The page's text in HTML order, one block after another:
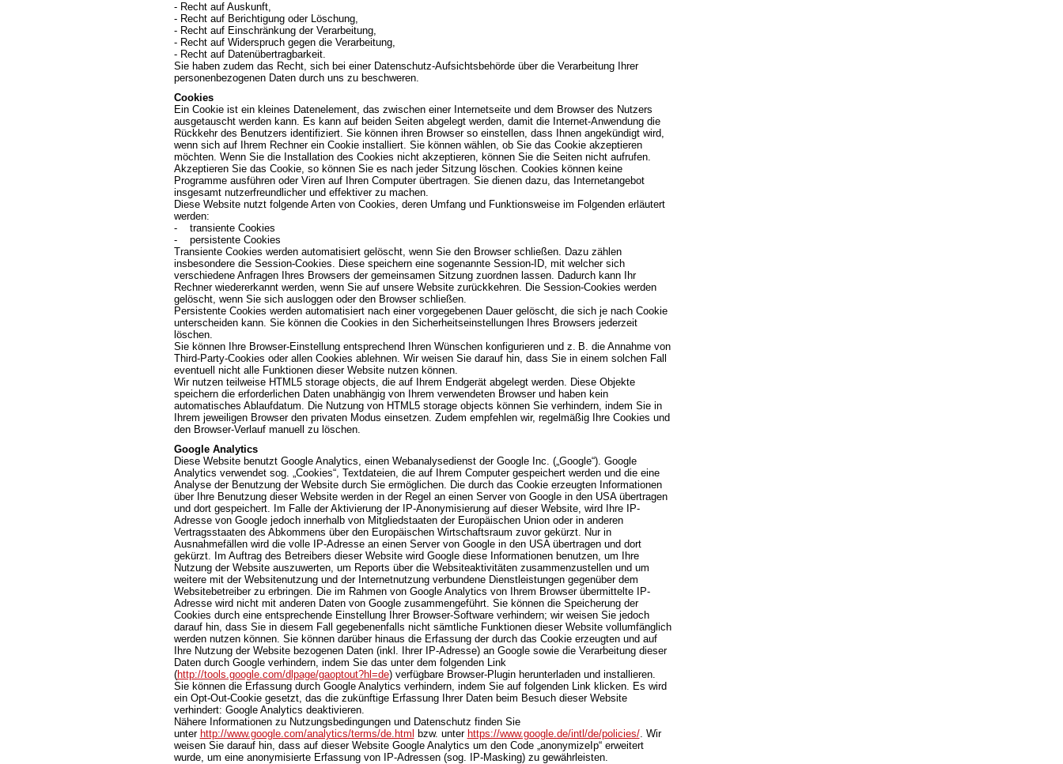
- Recht auf Auskunft,
- Recht auf Berichtigung oder Löschung,
- Recht auf Einschränkung der Verarbeitung,
- Recht auf Widerspruch gegen die Verarbeitung,
- Recht auf Datenübertragbarkeit.
Sie haben zudem das Recht, sich bei einer Datenschutz-Aufsichtsbehörde über die Verarbeitung Ihrer
personenbezogenen Daten durch uns zu beschweren.
Cookies
Ein Cookie ist ein kleines Datenelement, das zwischen einer Internetseite und dem Browser des Nutzers
ausgetauscht werden kann. Es kann auf beiden Seiten abgelegt werden, damit die Internet-Anwendung die
Rückkehr des Benutzers identifiziert. Sie können ihren Browser so einstellen, dass Ihnen angekündigt wird,
wenn sich auf Ihrem Rechner ein Cookie installiert. Sie können wählen, ob Sie das Cookie akzeptieren
möchten. Wenn Sie die Installation des Cookies nicht akzeptieren, können Sie die Seiten nicht aufrufen.
Akzeptieren Sie das Cookie, so können Sie es nach jeder Sitzung löschen. Cookies können keine
Programme ausführen oder Viren auf Ihren Computer übertragen. Sie dienen dazu, das Internetangebot
insgesamt nutzerfreundlicher und effektiver zu machen.
Diese Website nutzt folgende Arten von Cookies, deren Umfang und Funktionsweise im Folgenden erläutert
werden:
- transiente Cookies
- persistente Cookies
Transiente Cookies werden automatisiert gelöscht, wenn Sie den Browser schließen. Dazu zählen
insbesondere die Session-Cookies. Diese speichern eine sogenannte Session-ID, mit welcher sich
verschiedene Anfragen Ihres Browsers der gemeinsamen Sitzung zuordnen lassen. Dadurch kann Ihr
Rechner wiedererkannt werden, wenn Sie auf unsere Website zurückkehren. Die Session-Cookies werden
gelöscht, wenn Sie sich ausloggen oder den Browser schließen.
Persistente Cookies werden automatisiert nach einer vorgegebenen Dauer gelöscht, die sich je nach Cookie
unterscheiden kann. Sie können die Cookies in den Sicherheitseinstellungen Ihres Browsers jederzeit
löschen.
Sie können Ihre Browser-Einstellung entsprechend Ihren Wünschen konfigurieren und z. B. die Annahme von
Third-Party-Cookies oder allen Cookies ablehnen. Wir weisen Sie darauf hin, dass Sie in einem solchen Fall
eventuell nicht alle Funktionen dieser Website nutzen können.
Wir nutzen teilweise HTML5 storage objects, die auf Ihrem Endgerät abgelegt werden. Diese Objekte
speichern die erforderlichen Daten unabhängig von Ihrem verwendeten Browser und haben kein
automatisches Ablaufdatum. Die Nutzung von HTML5 storage objects können Sie verhindern, indem Sie in
Ihrem jeweiligen Browser den privaten Modus einsetzen. Zudem empfehlen wir, regelmäßig Ihre Cookies und
den Browser-Verlauf manuell zu löschen.
Google Analytics
Diese Website benutzt Google Analytics, einen Webanalysedienst der Google Inc. („Google“). Google
Analytics verwendet sog. „Cookies“, Textdateien, die auf Ihrem Computer gespeichert werden und die eine
Analyse der Benutzung der Website durch Sie ermöglichen. Die durch das Cookie erzeugten Informationen
über Ihre Benutzung dieser Website werden in der Regel an einen Server von Google in den USA übertragen
und dort gespeichert. Im Falle der Aktivierung der IP-Anonymisierung auf dieser Website, wird Ihre IP-
Adresse von Google jedoch innerhalb von Mitgliedstaaten der Europäischen Union oder in anderen
Vertragsstaaten des Abkommens über den Europäischen Wirtschaftsraum zuvor gekürzt. Nur in
Ausnahmefällen wird die volle IP-Adresse an einen Server von Google in den USA übertragen und dort
gekürzt. Im Auftrag des Betreibers dieser Website wird Google diese Informationen benutzen, um Ihre
Nutzung der Website auszuwerten, um Reports über die Websiteaktivitäten zusammenzustellen und um
weitere mit der Websitenutzung und der Internetnutzung verbundene Dienstleistungen gegenüber dem
Websitebetreiber zu erbringen. Die im Rahmen von Google Analytics von Ihrem Browser übermittelte IP-
Adresse wird nicht mit anderen Daten von Google zusammengeführt. Sie können die Speicherung der
Cookies durch eine entsprechende Einstellung Ihrer Browser-Software verhindern; wir weisen Sie jedoch
darauf hin, dass Sie in diesem Fall gegebenenfalls nicht sämtliche Funktionen dieser Website vollumfänglich
werden nutzen können. Sie können darüber hinaus die Erfassung der durch das Cookie erzeugten und auf
Ihre Nutzung der Website bezogenen Daten (inkl. Ihrer IP-Adresse) an Google sowie die Verarbeitung dieser
Daten durch Google verhindern, indem Sie das unter dem folgenden Link
(http://tools.google.com/dlpage/gaoptout?hl=de) verfügbare Browser-Plugin herunterladen und installieren.
Sie können die Erfassung durch Google Analytics verhindern, indem Sie auf folgenden Link klicken. Es wird
ein Opt-Out-Cookie gesetzt, das die zukünftige Erfassung Ihrer Daten beim Besuch dieser Website
verhindert: Google Analytics deaktivieren.
Nähere Informationen zu Nutzungsbedingungen und Datenschutz finden Sie
unter http://www.google.com/analytics/terms/de.html bzw. unter https://www.google.de/intl/de/policies/. Wir
weisen Sie darauf hin, dass auf dieser Website Google Analytics um den Code „anonymizeIp“ erweitert
wurde, um eine anonymisierte Erfassung von IP-Adressen (sog. IP-Masking) zu gewährleisten.